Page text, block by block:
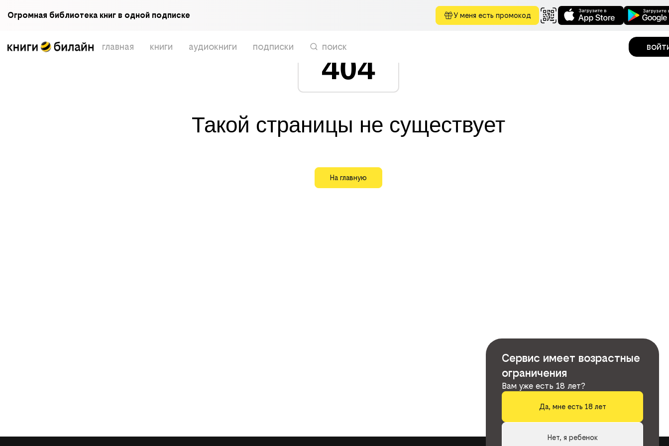
Огромная библиотека книг в одной подписке У меня есть промокод
главная книги аудиокниги подписки поиск
404
Такой страницы не существует
На главную
Сервис имеет возрастные
ограничения
Вам уже есть 18 лет?
Да, мне есть 18 лет
Нет, я ребенок